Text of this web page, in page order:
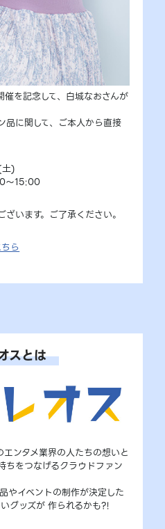
催を記念して、白城なおさんが
品に関して、ご本人から直接
)
15:00
います。ご了承ください。
ら
スとは
ンタメ業界の人たちの想いと
ちをつなげるクラウドファン
やイベントの制作が決定した
グッズが 作られるかも?!